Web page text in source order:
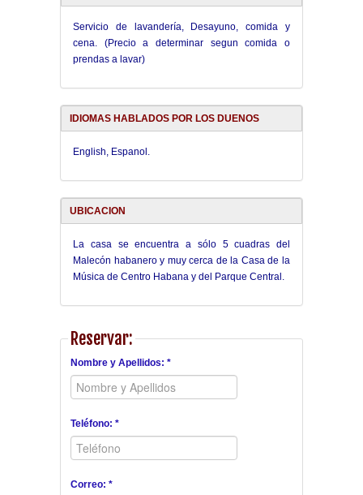
Servicio de lavandería, Desayuno, comida y
cena. (Precio a determinar segun comida o
prendas a lavar)
IDIOMAS HABLADOS POR LOS DUENOS
English, Espanol.
UBICACION
La casa se encuentra a sólo 5 cuadras del
Malecón habanero y muy cerca de la Casa de la
Música de Centro Habana y del Parque Central.
Reservar:
Nombre y Apellidos: *
Teléfono: *
Correo: *